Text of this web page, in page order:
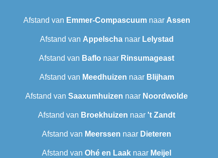
Afstand van Emmer-Compascuumnaar Assen
Afstand van Appelschanaar Lelystad
Afstand van Baflo naar Rinsumageast
Afstand van Meedhuizen naar Blijham
Afstand van Saaxumhuizen naar Noordwolde
Afstand van Broekhuizen naar 't Zandt
Afstand van Meerssen naar Dieteren
Afstand van Ohé en Laak naar Meijel